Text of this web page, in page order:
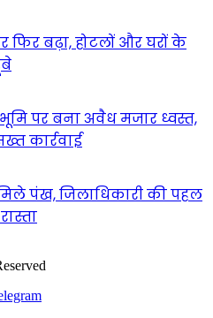
बढ़ा, होटलों और घरों के
पर बना अवैध मजार ध्वस्त,
कार्रवाई
मिले पंख, जिलाधिकारी की पहल